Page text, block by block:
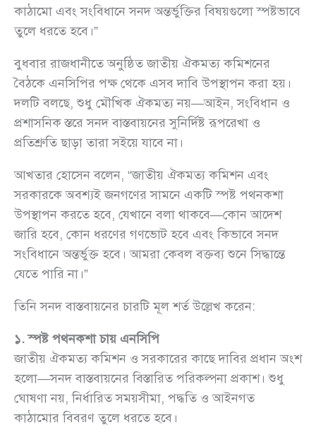
কাঠামো এবং সংবিধানে সনদ অন্তর্ভুক্তির বিষয়গুলো স্পষ্টভাবে
তুলে ধরতে হবে।”
বুধবার রাজধানীতে অনুষ্ঠিত জাতীয় ঐকমত্য কমিশনের
বৈঠকে এনসিপির পক্ষ থেকে এসব দাবি উপস্থাপন করা হয়।
দলটি বলছে, শুধু মৌখিক ঐকমত্য নয়—আইন, সংবিধান ও
প্রশাসনিক স্তরে সনদ বাস্তবায়নের সুনির্দিষ্ট রূপরেখা ও
প্রতিশ্রুতি ছাড়া তারা সইয়ে যাবে না।
আখতার হোসেন বলেন, “জাতীয় ঐকমত্য কমিশন এবং
সরকারকে অবশ্যই জনগণের সামনে একটি স্পষ্ট পথনকশা
উপস্থাপন করতে হবে, যেখানে বলা থাকবে—কোন আদেশ
জারি হবে, কোন ধরণের গণভোট হবে এবং কিভাবে সনদ
সংবিধানে অন্তর্ভুক্ত হবে। আমরা কেবল বক্তব্য শুনে সিদ্ধান্তে
যেতে পারি না।”
তিনি সনদ বাস্তবায়নের চারটি মূল শর্ত উল্লেখ করেন:
১. স্পষ্ট পথনকশা চায় এনসিপি
জাতীয় ঐকমত্য কমিশন ও সরকারের কাছে দাবির প্রধান অংশ
হলো—সনদ বাস্তবায়নের বিস্তারিত পরিকল্পনা প্রকাশ। শুধু
ঘোষণা নয়, নির্ধারিত সময়সীমা, পদ্ধতি ও আইনগত
কাঠামোর বিবরণ তুলে ধরতে হবে।